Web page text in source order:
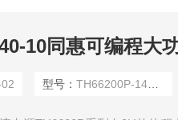
10同惠可编程大
型号：TH66200P-140-10